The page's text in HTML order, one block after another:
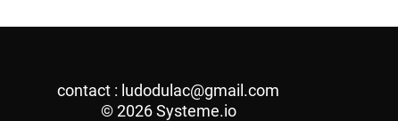
contact : ludodulac@gmail.com
© 2026Systeme.io